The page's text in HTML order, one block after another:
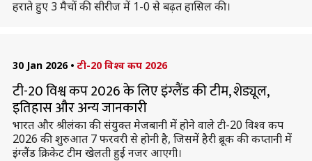
हराते हुए 3 मैचों की सीरीज में 1-0 से बढ़त हासिल की।
30 Jan 2026 • टी-20 विश्व कप 2026
टी-20 विश्व कप 2026 के लिए इंग्लैंड की टीम, शेड्यूल,
इतिहास और अन्य जानकारी
भारत और श्रीलंका की संयुक्त मेजबानी में होने वाले टी-20 विश्व कप
2026 की शुरुआत 7 फरवरी से होनी है, जिसमें हैरी ब्रूक की कप्तानी में
इंग्लैंड क्रिकेट टीम खेलती हुई नजर आएगी।